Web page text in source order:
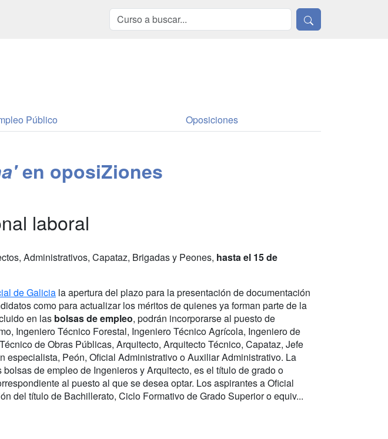
Público Oposiciones
en oposiZiones
laboral
Administrativos, Capataz, Brigadas y Peones, hasta el 15 de
de Galicia la apertura del plazo para la presentación de documentación
como para actualizar los méritos de quienes ya forman parte de la
en las bolsas de empleo, podrán incorporarse al puesto de
Ingeniero Técnico Forestal, Ingeniero Técnico Agrícola, Ingeniero de
de Obras Públicas, Arquitecto, Arquitecto Técnico, Capataz, Jefe
especialista, Peón, Oficial Administrativo o Auxiliar Administrativo. La
bolsas de empleo de Ingenieros y Arquitecto, es el título de grado o
al puesto al que se desea optar. Los aspirantes a Oficial
del título de Bachillerato, Ciclo Formativo de Grado Superior o equiv...